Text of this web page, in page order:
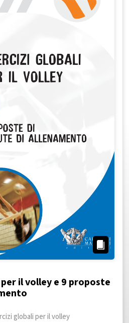
il volley e 9 proposte
globali per il volley